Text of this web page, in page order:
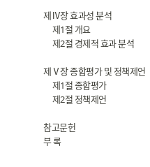
제Ⅳ장 효과성 분석
제1절 개요
제2절 경제적 효과 분석
제Ⅴ장 종합평가 및 정책제언
제1절 종합평가
제2절 정책제언
참고문헌
부 록